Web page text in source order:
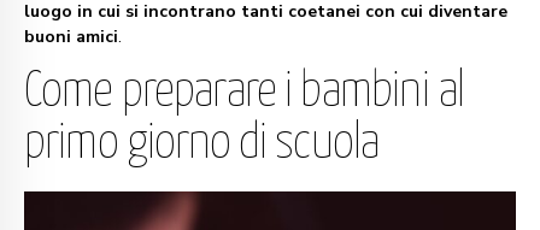
luogo in cui si incontrano tanti coetanei con cui diventare
buoni amici.
Come preparare i bambini al
primo giorno di scuola